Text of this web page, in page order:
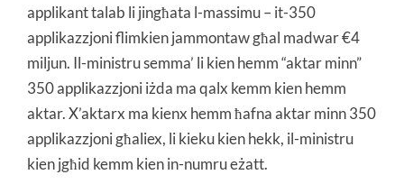
applikant talab li jingħata l-massimu – it-350
applikazzjoni flimkien jammontaw għal madwar €4
miljun. Il-ministru semma’ li kien hemm “aktar minn”
350 applikazzjoni iżda ma qalx kemm kien hemm
aktar. X’aktarx ma kienx hemm ħafna aktar minn 350
applikazzjoni għaliex, li kieku kien hekk, il-ministru
kien jgħid kemm kien in-numru eżatt.